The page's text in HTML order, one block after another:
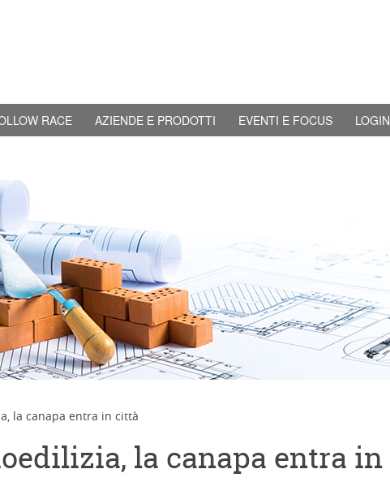
RACE AZIENDE E PRODOTTI EVENTI E FOCUS LOGIN
la canapa entra in città
la canapa entra in